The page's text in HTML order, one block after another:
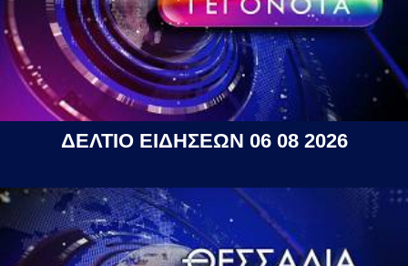
ΔΕΛΤΙΟ ΕΙΔΗΣΕΩΝ 06 08 2026